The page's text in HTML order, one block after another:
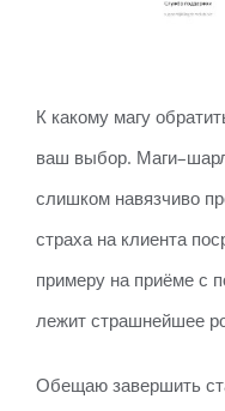
К какому магу
ваш выбор.
слишком навязчиво
страха на клиента
примеру на приёме с
лежит страшнейшее
Обещаю завершить